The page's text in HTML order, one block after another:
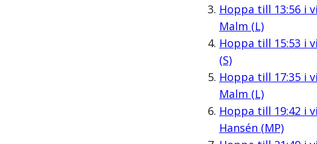
Hoppa till 13:56i
Malm (L)
Hoppa till 15:53 i
(S)
Hoppa till 17:35i
Malm (L)
Hoppa till 19:42 i
Hansén (MP)